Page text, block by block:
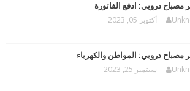
مصباح دروبي: ادفع الفاتورة
أكتوبر 05, 2023
مصباح دروبي: المواطن والكهرباء
سبتمبر 25, 2023